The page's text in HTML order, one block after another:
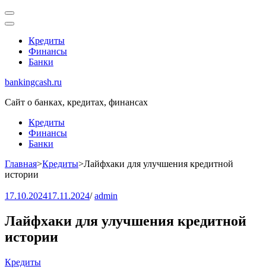
Перейти
к
(нажмите
Enter)
Кредиты
Финансы
Банки
bankingcash.ru
Сайт о банках, кредитах, финансах
Кредиты
Финансы
Банки
Главная>Кредиты>Лайфхаки для улучшения кредитной
истории
17.10.202417.11.2024/ admin
Лайфхаки для улучшения кредитной
истории
Кредиты